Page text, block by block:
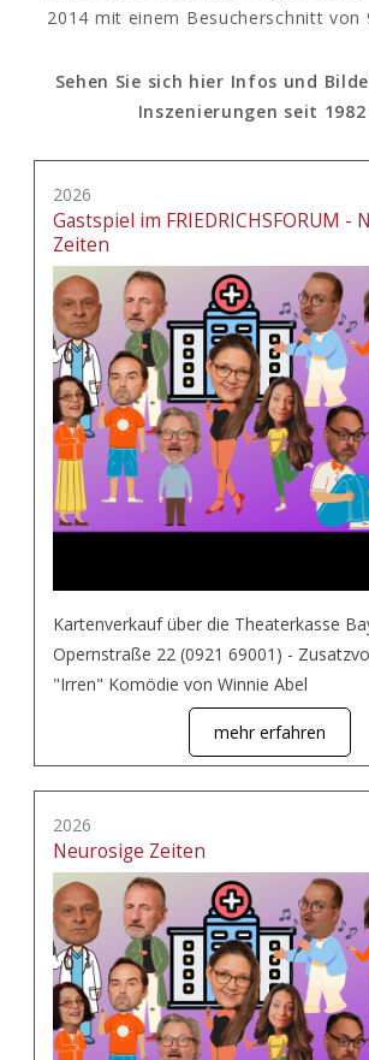
2014 mit einem Besucherschnitt von
Sehen Sie sich hier Infos und
Inszenierungen seit
2026
Gastspiel im FRIEDRICHSFORUM -
Zeiten
Kartenverkauf über die Theaterkasse
Opernstraße 22 (0921 69001) -
"Irren" Komödie von Winnie Abel
mehr erfahren
2026
Neurosige Zeiten